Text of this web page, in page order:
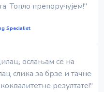
Топло препоручујем!"
Specialist
ослањам се на
слика за брзе и тачне
резултате!"